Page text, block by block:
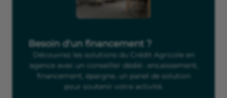
Besoin d'un financement ?
Découvrez les solutions du Crédit Agricole en
agence avec un conseiller dédié : encaissement,
financement, épargne, un panel de solution
pour soutenir votre activité.